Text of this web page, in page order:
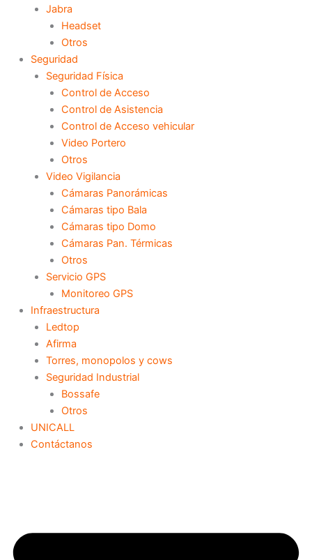
Jabra
Headset
Otros
Seguridad
Seguridad Física
Control de Acceso
Control de Asistencia
Control de Acceso vehicular
Video Portero
Otros
Video Vigilancia
Cámaras Panorámicas
Cámaras tipo Bala
Cámaras tipo Domo
Cámaras Pan. Térmicas
Otros
Servicio GPS
Monitoreo GPS
Infraestructura
Ledtop
Afirma
Torres, monopolos y cows
Seguridad Industrial
Bossafe
Otros
UNICALL
Contáctanos